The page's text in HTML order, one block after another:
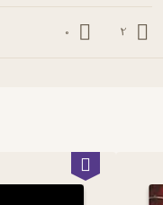
2
0